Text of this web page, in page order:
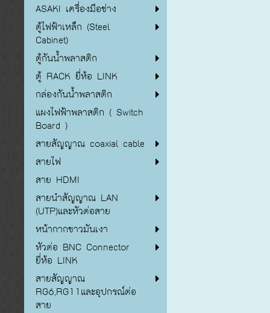
ASAKI เครื่องมือช่าง
ตู้ไฟฟ้าเหล็ก (Steel
Cabinet)
ตู้กันน้ำพลาสติก
ตู้ RACK ยี่ห้อ LINK
กล่องกันน้ำพลาสติก
แผงไฟฟ้าพลาสติก ( Switch
Board )
สายสัญญาณ coaxial cable
สายไฟ
สาย HDMI
สายนำสัญญาณ LAN
(UTP)และหัวต่อสาย
หน้ากากขาวมันเงา
หัวต่อ BNC Connector
ยี่ห้อ LINK
สายสัญญาณ
RG6,RG11และอุปกรณ์ต่อ
สาย